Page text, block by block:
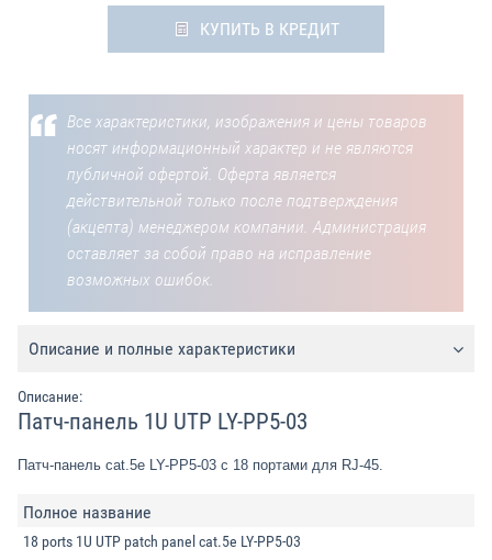
КУПИТЬ В КРЕДИТ
Все характеристики, изображения и цены товаров
носят информационный характер и не являются
публичной офертой. Оферта является
действительной только после подтверждения
(акцепта) менеджером компании. Администрация
оставляет за собой право на исправление
возможных ошибок.
Описание и полные характеристики
Описание:
Патч-панель 1U UTP LY-PP5-03
Патч-панель cat.5e LY-PP5-03 с 18 портами для RJ-45.
Полное название
18 ports 1U UTP patch panel cat.5e LY-PP5-03